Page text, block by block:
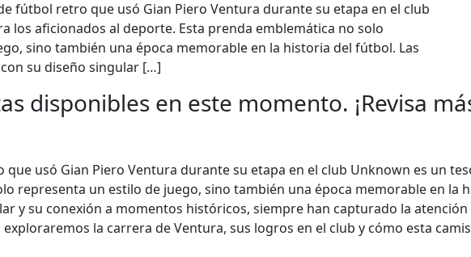
fútbol retro que usó Gian Piero Ventura durante su etapa en el club
los aficionados al deporte. Esta prenda emblemática no solo
sino también una época memorable en la historia del fútbol. Las
su diseño singular […]
disponibles en este momento. ¡Revisa
usó Gian Piero Ventura durante su etapa en el club Unknown es un
representa un estilo de juego, sino también una época memorable en la
y su conexión a momentos históricos, siempre han capturado la
la carrera de Ventura, sus logros en el club y cómo esta